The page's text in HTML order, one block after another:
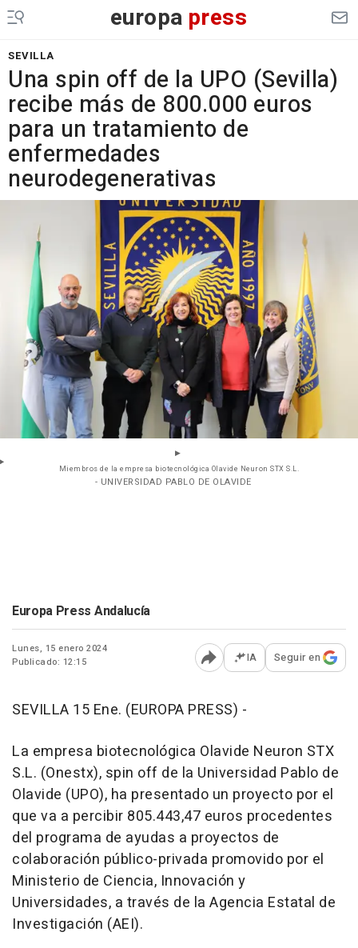
europa press
SEVILLA
Una spin off de la UPO (Sevilla)
recibe más de 800.000 euros
para un tratamiento de
enfermedades
neurodegenerativas
Miembros de la empresa biotecnológica Olavide Neuron STX S.L.
- UNIVERSIDAD PABLO DE OLAVIDE
Europa Press Andalucía
Lunes, 15 enero 2024
Publicado: 12:15
Abrir opciones para
IA Seguir en
SEVILLA 15 Ene. (EUROPA PRESS) -
La empresa biotecnológica Olavide Neuron STX
S.L. (Onestx), spin off de la Universidad Pablo de
Olavide (UPO), ha presentado un proyecto por el
que va a percibir 805.443,47 euros procedentes
del programa de ayudas a proyectos de
colaboración público-privada promovido por el
Ministerio de Ciencia, Innovación y
Universidades, a través de la Agencia Estatal de
Investigación (AEI).